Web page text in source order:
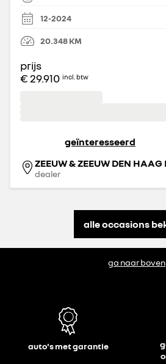
12-2024
20.348KM
prijs
€ 29.910 incl. btw
geïnteresseerd
dealer
alle occasions
ga naar boven
auto's met garantie